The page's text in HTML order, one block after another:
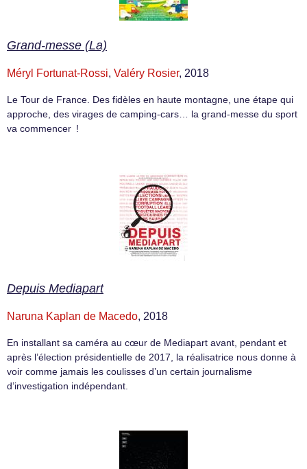
Grand-messe (La)
Méryl Fortunat-Rossi, Valéry Rosier, 2018
Le Tour de France. Des fidèles en haute montagne, une étape qui
approche, des virages de camping-cars… la grand-messe du sport
va commencer !
Depuis Mediapart
Naruna Kaplan de Macedo, 2018
En installant sa caméra au cœur de Mediapart avant, pendant et
après l’élection présidentielle de 2017, la réalisatrice nous donne à
voir comme jamais les coulisses d’un certain journalisme
d’investigation indépendant.